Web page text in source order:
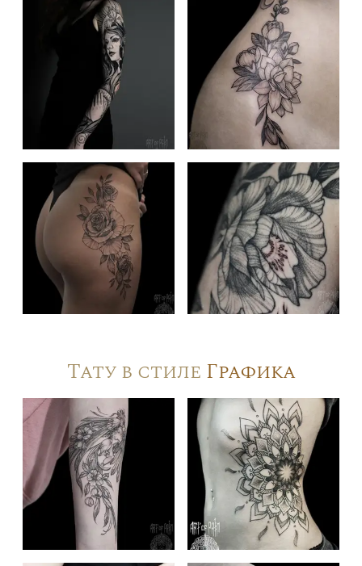
Тату в стиле Графика